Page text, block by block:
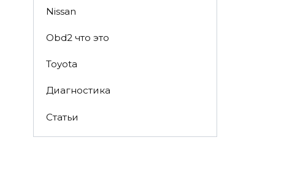
Nissan
Obd2 что это
Toyota
Диагностика
Статьи